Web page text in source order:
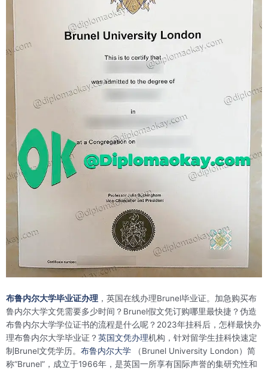
布鲁内尔大学毕业证办理 ，英国在线办理Brunel毕业证。加急购买布
鲁内尔大学文凭需要多少时间？Brunel假文凭订购哪里最快捷？伪造
布鲁内尔大学学位证书的流程是什么呢？2023年挂科后，怎样最快办
理布鲁内尔大学毕业证？英国文凭办理机构，针对留学生挂科快速定
制Brunel文凭学历。 布鲁内尔大学 （Brunel University London）简
称“Brunel”，成立于1966年，是英国一所享有国际声誉的集研究性和